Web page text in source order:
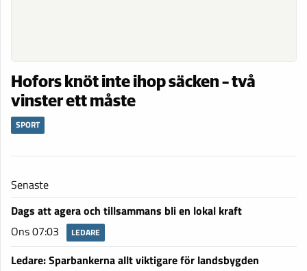
Hofors knöt inte ihop säcken – två
vinster ett måste
SPORT
Senaste
Dags att agera och tillsammans bli en lokal kraft
Ons 07:03
LEDARE
Ledare: Sparbankerna allt viktigare för landsbygden